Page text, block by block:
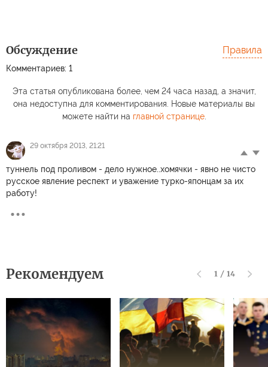
Обсуждение
Комментариев: 1
Правила
Эта статья опубликована более, чем 24 часа назад, а значит,
она недоступна для комментирования. Новые материалы вы
можете найти на главной странице.
29 октября 2013, 21:21
туннель под проливом - дело нужное..хомячки - явно не чисто
русское явление респект и уважение турко-японцам за их
работу!
Рекомендуем 1 / 14